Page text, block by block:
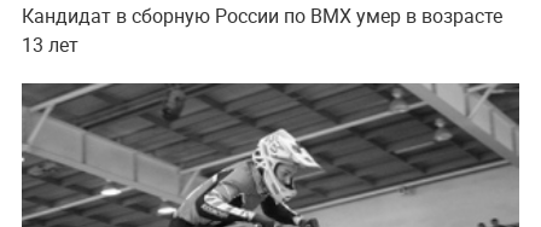
Кандидат в сборную России по BMX умер в возрасте
13 лет